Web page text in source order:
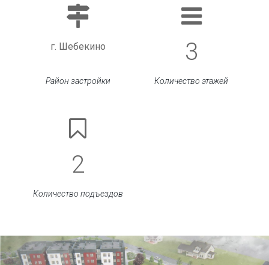
г. Шебекино
Район застройки
3
Количество этажей
2
Количество подъездов